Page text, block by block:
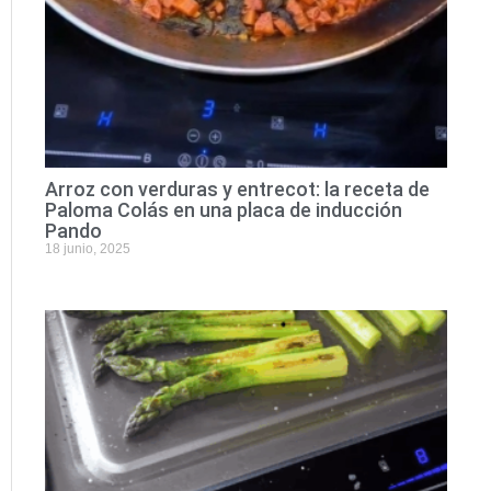
Arroz con verduras y entrecot: la receta de
Paloma Colás en una placa de inducción
Pando
18 junio, 2025